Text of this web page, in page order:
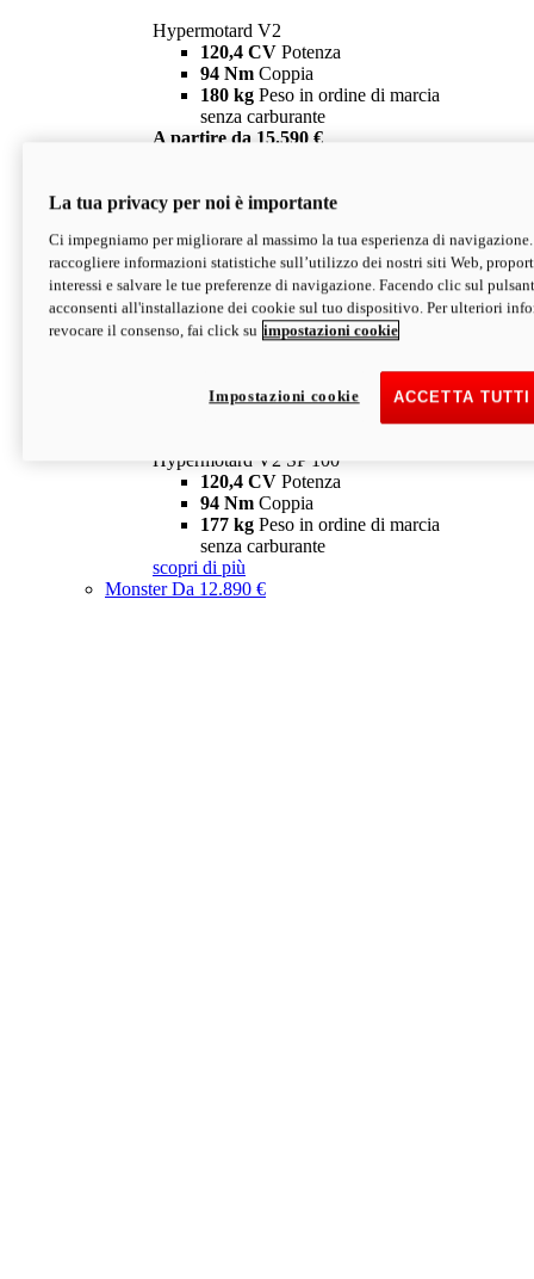
Hypermotard V2
120,4 CV Potenza
94 Nm Coppia
180 kg Peso in ordine di marcia
senza carburante
A partire da 15.590 €
V2 SP
Hypermotard V2 SP
120,4 CVPotenza
94 NmCoppia
177 kgPeso in ordine di marcia
senza carburante
Depotenziata 35 kW: 18.890 € i
configura scopri di più
Hypermotard V2 SP 100
120,4 CV Potenza
94 Nm Coppia
177 kg Peso in ordine di marcia
senza carburante
scopri di più
MonsterDa 12.890 €
La tua privacy per noi è importante
Ci impegniamo per migliorare al massimo la tua esperienza di
raccogliere informazioni statistiche sull’utilizzo dei nostri siti Web,
interessi e salvare le tue preferenze di navigazione. Facendo clic sul
acconsenti all'installazione dei cookie sul tuo dispositivo. Per ulteriori
revocare il consenso, fai click su impostazioni cookie
ACCETTA
Impostazioni cookie